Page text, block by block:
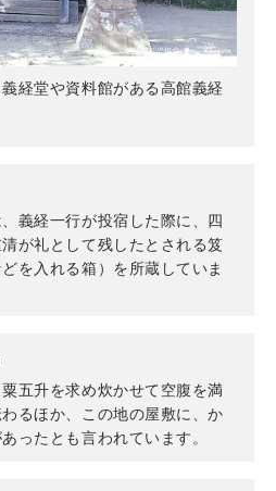
経堂や資料館がある高館義経
義経一行が投宿した際に、四
が礼として残したとされる笈
を入れる箱）を所蔵していま
五升を求め炊かせて空腹を満
るほか、この地の屋敷に、か
ったとも言われています。